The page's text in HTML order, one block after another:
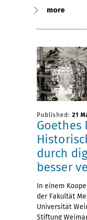
more
Published: 21
Goethes
durch
besser
In einem
der Fakultät
Universität
Stiftung